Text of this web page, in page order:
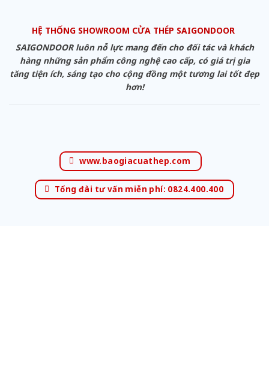
HỆ THỐNG SHOWROOM CỬA THÉP SAIGONDOOR
SAIGONDOOR luôn nỗ lực mang đến cho đối tác và khách
hàng những sản phẩm công nghệ cao cấp, có giá trị gia
tăng tiện ích, sáng tạo cho cộng đồng một tương lai tốt đẹp
hơn!
www.baogiacuathep.com
Tổng đài tư vấn miễn phí: 0824.400.400